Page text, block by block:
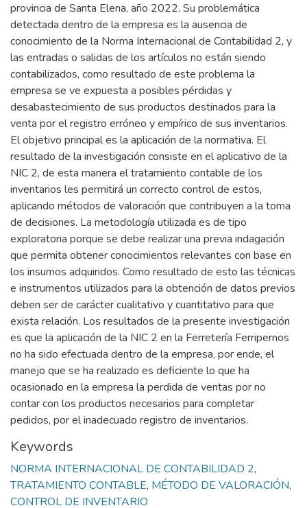
provincia de Santa Elena, año 2022. Su problemática
detectada dentro de la empresa es la ausencia de
conocimiento de la Norma Internacional de Contabilidad 2, y
las entradas o salidas de los artículos no están siendo
contabilizados, como resultado de este problema la
empresa se ve expuesta a posibles pérdidas y
desabastecimiento de sus productos destinados para la
venta por el registro erróneo y empírico de sus inventarios.
El objetivo principal es la aplicación de la normativa. El
resultado de la investigación consiste en el aplicativo de la
NIC 2, de esta manera el tratamiento contable de los
inventarios les permitirá un correcto control de estos,
aplicando métodos de valoración que contribuyen a la toma
de decisiones. La metodología utilizada es de tipo
exploratoria porque se debe realizar una previa indagación
que permita obtener conocimientos relevantes con base en
los insumos adquiridos. Como resultado de esto las técnicas
e instrumentos utilizados para la obtención de datos previos
deben ser de carácter cualitativo y cuantitativo para que
exista relación. Los resultados de la presente investigación
es que la aplicación de la NIC 2 en la Ferretería Ferripernos
no ha sido efectuada dentro de la empresa, por ende, el
manejo que se ha realizado es deficiente lo que ha
ocasionado en la empresa la perdida de ventas por no
contar con los productos necesarios para completar
pedidos, por el inadecuado registro de inventarios.
Keywords
NORMA INTERNACIONAL DE CONTABILIDAD 2,
TRATAMIENTO CONTABLE, MÉTODO DE VALORACIÓN,
CONTROL DE INVENTARIO